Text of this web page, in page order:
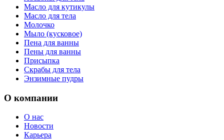
Масло для кутикулы
Масло для тела
Молочко
Мыло (кусковое)
Пена для ванны
Пены для ванны
Присыпка
Скрабы для тела
Энзимные пудры
О компании
О нас
Новости
Карьера